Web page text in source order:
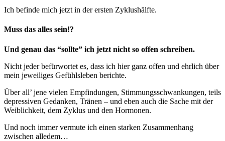
Ich befinde mich jetzt in der ersten Zyklushälfte.
Muss das alles sein!?
Und genau das “sollte” ich jetzt nicht so offen schreiben.
Nicht jeder befürwortet es, dass ich hier ganz offen und ehrlich über
mein jeweiliges Gefühlsleben berichte.
Über all’ jene vielen Empfindungen, Stimmungsschwankungen, teils
depressiven Gedanken, Tränen – und eben auch die Sache mit der
Weiblichkeit, dem Zyklus und den Hormonen.
Und noch immer vermute ich einen starken Zusammenhang
zwischen alledem…